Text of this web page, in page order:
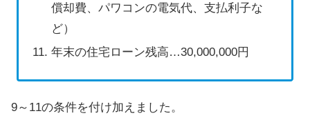
償却費、パワコンの電気代、支払利子な
ど）
年末の住宅ローン残高…30,000,000円
9～11の条件を付け加えました。